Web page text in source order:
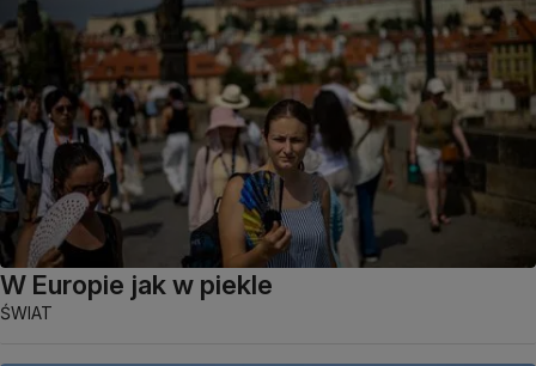
W Europie jak w piekle
ŚWIAT